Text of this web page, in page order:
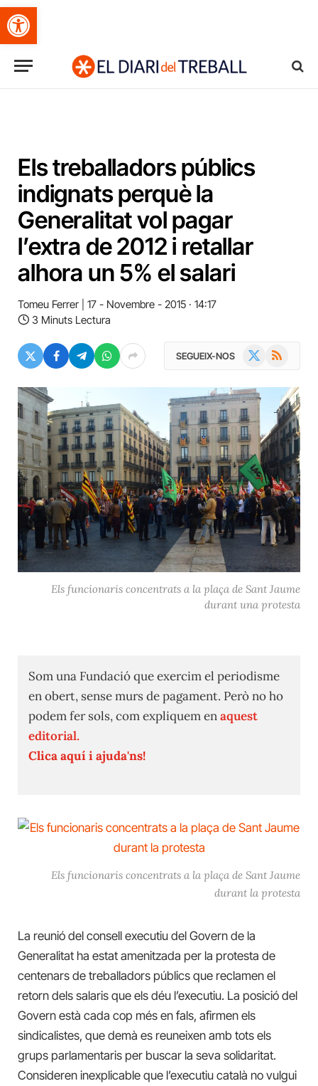
Obre la barra d'eines
Els treballadors públics
indignats perquè la
Generalitat vol pagar
l’extra de 2012 i retallar
alhora un 5% el salari
Tomeu Ferrer
17 - Novembre - 2015 · 14:17
3 Minuts Lectura
SEGUEIX-NOS RSS
Els funcionaris concentrats a la plaça de Sant Jaume
durant una protesta
Som una Fundació que exercim el periodisme
en obert, sense murs de pagament. Però no ho
podem fer sols, com expliquem enaquest
editorial.
Clica aquí i ajuda'ns!
Els funcionaris concentrats a la plaça de Sant Jaume
durant la protesta
La reunió del consell executiu del Govern de la
Generalitat ha estat amenitzada per la protesta de
centenars de treballadors públics que reclamen el
retorn dels salaris que els déu l’executiu. La posició del
Govern està cada cop més en fals, afirmen els
sindicalistes, que demà es reuneixen amb tots els
grups parlamentaris per buscar la seva solidaritat.
Consideren inexplicable que l’executiu català no vulgui